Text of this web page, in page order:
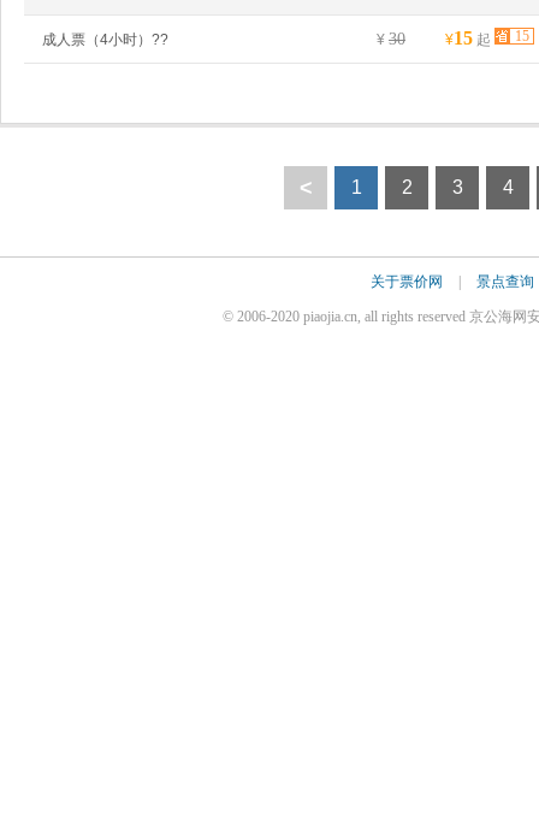
成人票（4小时）?? ¥ 30 ¥15 起 15
< 1 2 3 4
关于票价网 景点查询
© 2006-2020 piaojia.cn, all rights reserved 京公海网